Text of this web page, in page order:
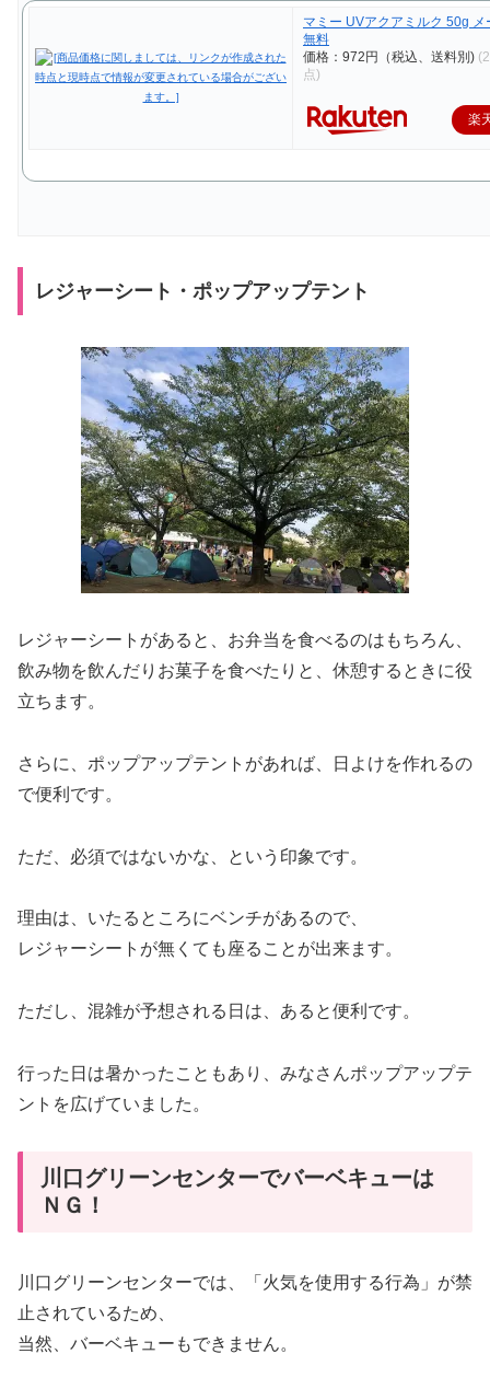
マミー UVアクアミルク 50g メ
無料
価格：972円（税込、送料別)
点)
楽
レジャーシート・ポップアップテント
レジャーシートがあると、お弁当を食べるのはもちろん、
飲み物を飲んだりお菓子を食べたりと、休憩するときに役
立ちます。
さらに、ポップアップテントがあれば、日よけを作れるの
で便利です。
ただ、必須ではないかな、という印象です。
理由は、いたるところにベンチがあるので、
レジャーシートが無くても座ることが出来ます。
ただし、混雑が予想される日は、あると便利です。
行った日は暑かったこともあり、みなさんポップアップテ
ントを広げていました。
川口グリーンセンターでバーベキューは
ＮＧ！
川口グリーンセンターでは、「火気を使用する行為」が禁
止されているため、
当然、バーベキューもできません。